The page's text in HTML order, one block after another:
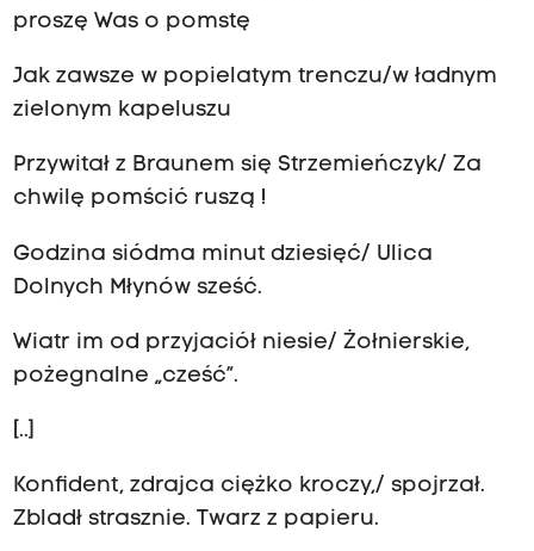
proszę Was o pomstę
Jak zawsze w popielatym trenczu/w ładnym
zielonym kapeluszu
Przywitał z Braunem się Strzemieńczyk/ Za
chwilę pomścić ruszą !
Godzina siódma minut dziesięć/ Ulica
Dolnych Młynów sześć.
Wiatr im od przyjaciół niesie/ Żołnierskie,
pożegnalne „cześć”.
[..]
Konfident, zdrajca ciężko kroczy,/ spojrzał.
Zbladł strasznie. Twarz z papieru.